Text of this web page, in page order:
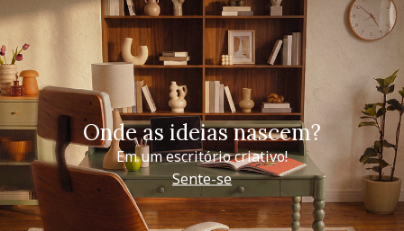
Onde as ideias nascem?
Em um escritório criativo!
Sente-se